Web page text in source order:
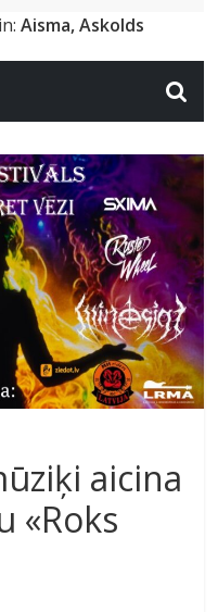
Aisma, Askolds
aicina
«Roks